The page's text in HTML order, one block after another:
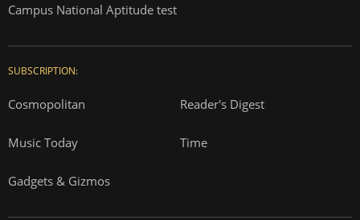
Campus National Aptitude test
SUBSCRIPTION:
Cosmopolitan Reader's Digest
Music Today Time
Gadgets & Gizmos